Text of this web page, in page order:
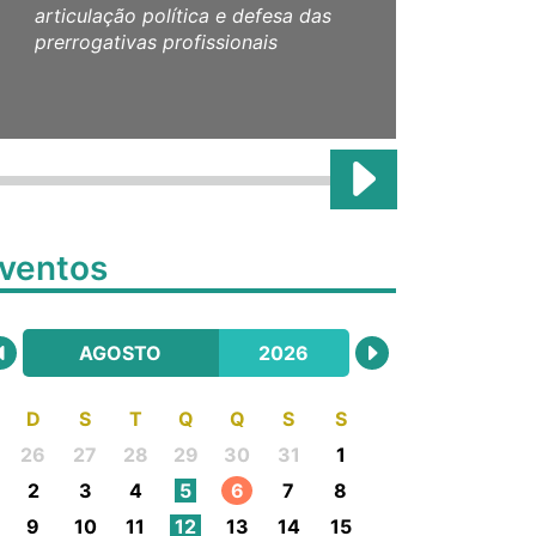
articulação política e defesa das
prerrogativas profissionais
AGOSTO 2026
D S T Q Q S
S
26
27 28 29 30 31
1
2
3 4 5 6 7
8
9
10 11 12 13 14 15